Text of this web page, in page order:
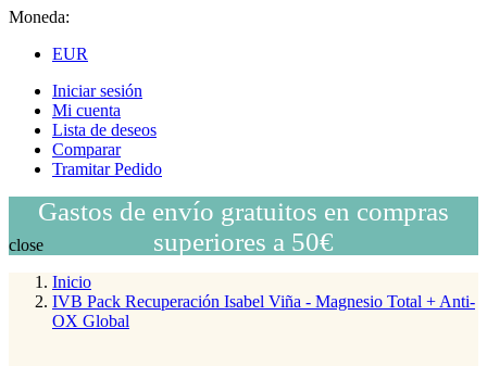
Moneda:
EUR
Iniciar sesión
Mi cuenta
Lista de deseos
Comparar
Tramitar Pedido
Gastos de envío gratuitos en compras
superiores a 50€
close
Inicio
IVB Pack Recuperación Isabel Viña - Magnesio Total + Anti-
OX Global